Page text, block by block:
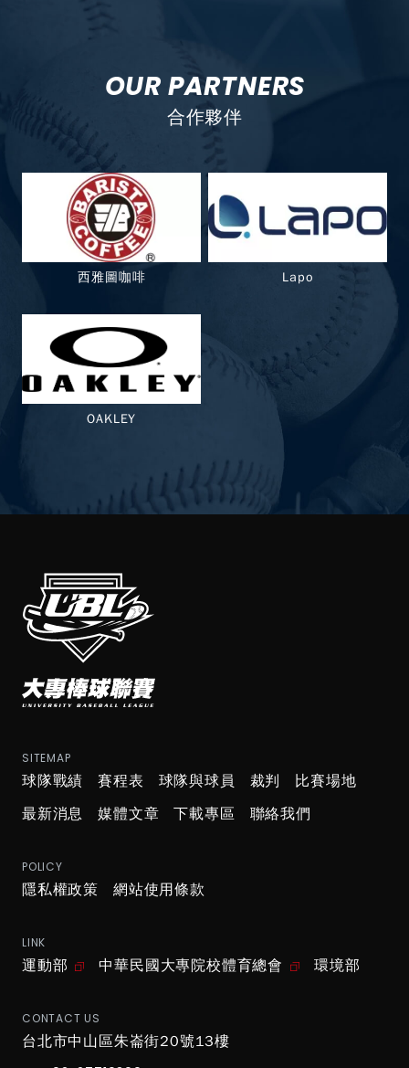
OUR PARTNERS
合作夥伴
西雅圖咖啡 Lapo
OAKLEY
SITEMAP
球隊戰績 賽程表 球隊與球員 裁判
比賽場地
最新消息
媒體文章 下載專區 聯絡我們
POLICY
隱私權政策 網站使用條款
LINK
運動部 中華民國大專院校體育總會 環境部
CONTACT US
台北市中山區朱崙街20號13樓